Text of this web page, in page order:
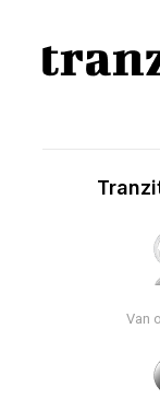
Van